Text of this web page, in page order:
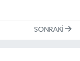
SONRAKI